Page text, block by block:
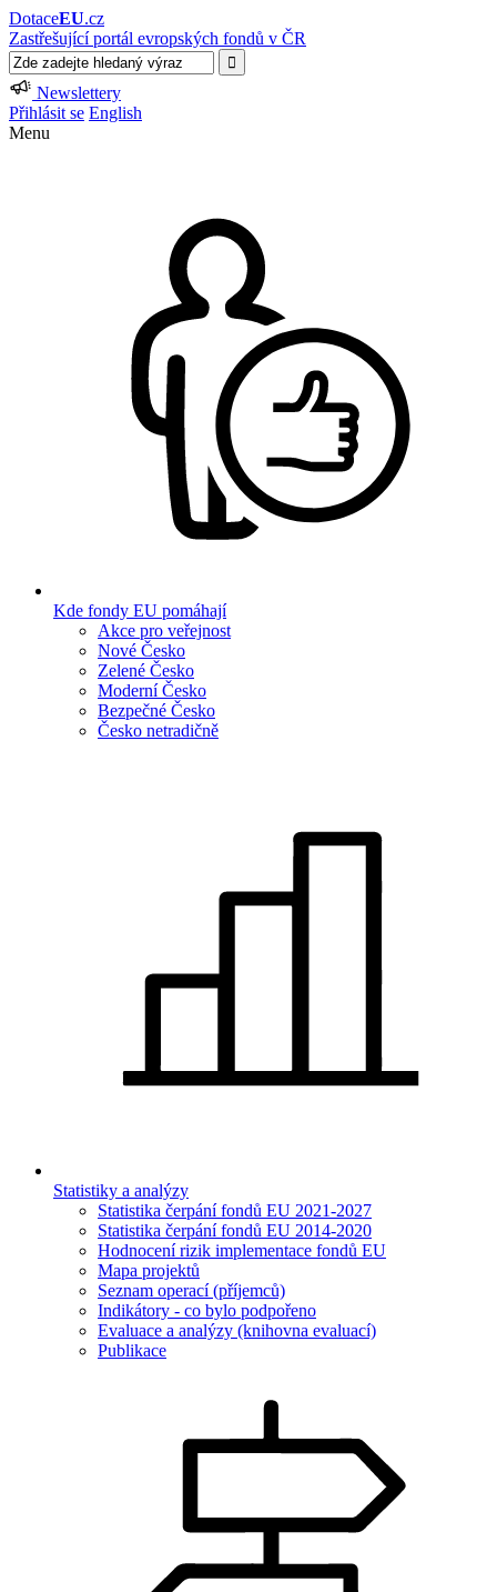
DotaceEU.cz
Zastřešující portál evropských fondů v ČR
Newslettery
Přihlásit se English
Menu
Kde fondy EU pomáhají
Akce pro veřejnost
Nové Česko
Zelené Česko
Moderní Česko
Bezpečné Česko
Česko netradičně
Statistiky a analýzy
Statistika čerpání fondů EU 2021-2027
Statistika čerpání fondů EU 2014-2020
Hodnocení rizik implementace fondů EU
Mapa projektů
Seznam operací (příjemců)
Indikátory - co bylo podpořeno
Evaluace a analýzy (knihovna evaluací)
Publikace